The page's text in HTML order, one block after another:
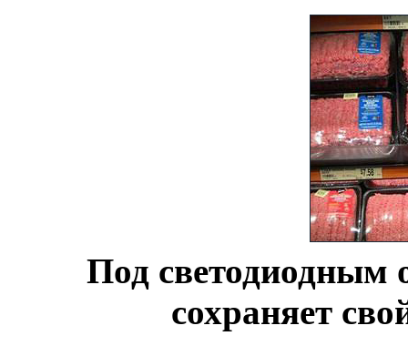
Под светодиодным
сохраняет